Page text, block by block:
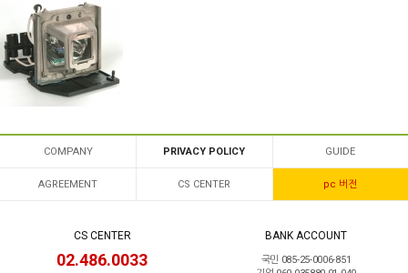
COMPANY PRIVACY POLICY GUIDE
AGREEMENT CS CENTER pc 버전
CS CENTER
02.486.0033
BANK ACCOUNT
국민 085-25-0006-851